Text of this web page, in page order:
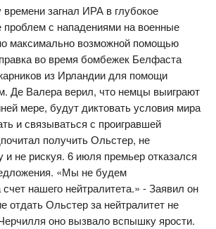
загнал ИРА в глубокое
с нападениями на военные
максимально возможной помощью
во время бомбежек Белфаста
из Ирландии для помощи
Де Валера верил, что немцы выиграют
мере, будут диктовать условия мира
и связываться с проигравшей
получить Ольстер, не
и не рискуя. 6 июля премьер отказался
«Мы не будем
счет нашего нейтралитета.» - Заявил он
отдать Ольстер за нейтралитет не
оно вызвало вспышку ярости.